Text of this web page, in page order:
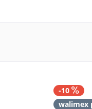
-10
walimex